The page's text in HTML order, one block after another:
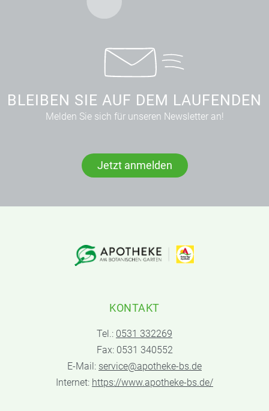
BLEIBEN SIE AUF DEM LAUFENDEN
Melden Sie sich für unseren Newsletter an!
Jetzt anmelden
KONTAKT
Tel.: 0531 332269
Fax: 0531 340552
E-Mail: service@apotheke-bs.de
Internet: https://www.apotheke-bs.de/